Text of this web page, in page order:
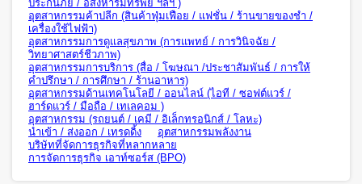
ประกันภัย / อสังหาริมทรัพย์ ฯลฯ )
อุตสาหกรรมค้าปลีก (สินค้าฟุ่มเฟือย / แฟชั่น / ร้านขายของชำ /
เครื่องใช้ไฟฟ้า)
อุตสาหกรรมการดูแลสุขภาพ (การแพทย์ / การวินิจฉัย /
วิทยาศาสตร์ชีวภาพ)
อุตสาหกรรมการบริการ (สื่อ / โฆษณา /ประชาสัมพันธ์ / การให้
คำปรึกษา / การศึกษา / ร้านอาหาร)
อุตสาหกรรมด้านเทคโนโลยี / ออนไลน์ (ไอที / ซอฟต์แวร์ /
ฮาร์ดแวร์ / มือถือ / เทเลคอม )
อุตสาหกรรม (รถยนต์ / เคมี / อิเล็กทรอนิกส์ / โลหะ)
นำเข้า / ส่งออก / เทรดดิ้ง
อุตสาหกรรมพลังงาน
บริษัทที่จัดการธุรกิจที่หลากหลาย
การจัดการธุรกิจ เอาท์ซอร์ส (BPO)